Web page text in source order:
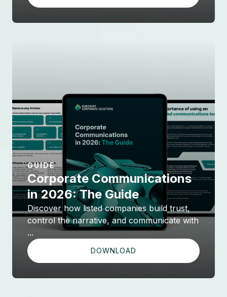
GUIDE
Corporate Communications
in 2026: The Guide
Discover how listed companies build trust,
control the narrative, and communicate with
...
DOWNLOAD